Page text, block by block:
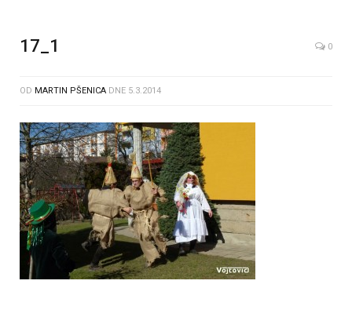
17_1 0
OD MARTIN PŠENICA DNE 5.3.2014